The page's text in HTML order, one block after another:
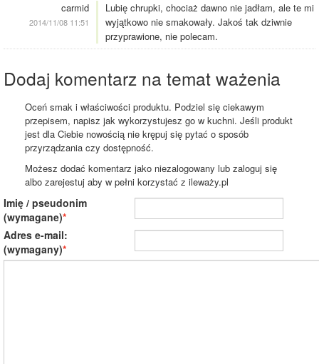
carmid
2014/11/08 11:51
Lubię chrupki, chociaż dawno nie jadłam, ale te mi
wyjątkowo nie smakowały. Jakoś tak dziwnie
przyprawione, nie polecam.
Dodaj komentarz na temat ważenia
Oceń smak i właściwości produktu. Podziel się ciekawym
przepisem, napisz jak wykorzystujesz go w kuchni. Jeśli produkt
jest dla Ciebie nowością nie krępuj się pytać o sposób
przyrządzania czy dostępność.
Możesz dodać komentarz jako niezalogowany lub zaloguj się
albo zarejestuj aby w pełni korzystać z ileważy.pl
Imię / pseudonim
(wymagane)
Adres e-mail:
(wymagany)